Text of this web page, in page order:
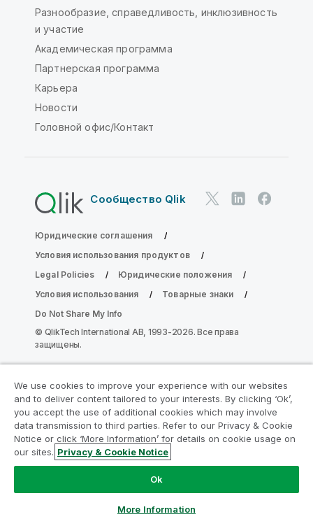
Разнообразие, справедливость, инклюзивность
и участие
Академическая программа
Партнерская программа
Карьера
Новости
Головной офис/Контакт
Сообщество Qlik
Юридические соглашения
Условия использования продуктов
Legal Policies
Юридические положения
Условия использования
Товарные знаки
Do Not Share My Info
© QlikTech International AB, 1993-2026. Все права
защищены.
Присоединяйтесь к программе
модернизации аналитики
Модернизируйте ваши важные приложения QlikView
без ущерба с помощью программы модернизации
Щелкните здесьдля получения
дополнительной информации или свяжитесь с нами:
ampquestions@qlik.com
We use cookies to improve your experience with our websites
and to deliver content tailored to your interests. By clicking ‘Ok’,
you accept the use of additional cookies which may involve
data transmission to third parties. Refer to our Privacy & Cookie
Notice or click ‘More Information’ for details on cookie usage on
our sites. Privacy & Cookie Notice
Ok
More Information